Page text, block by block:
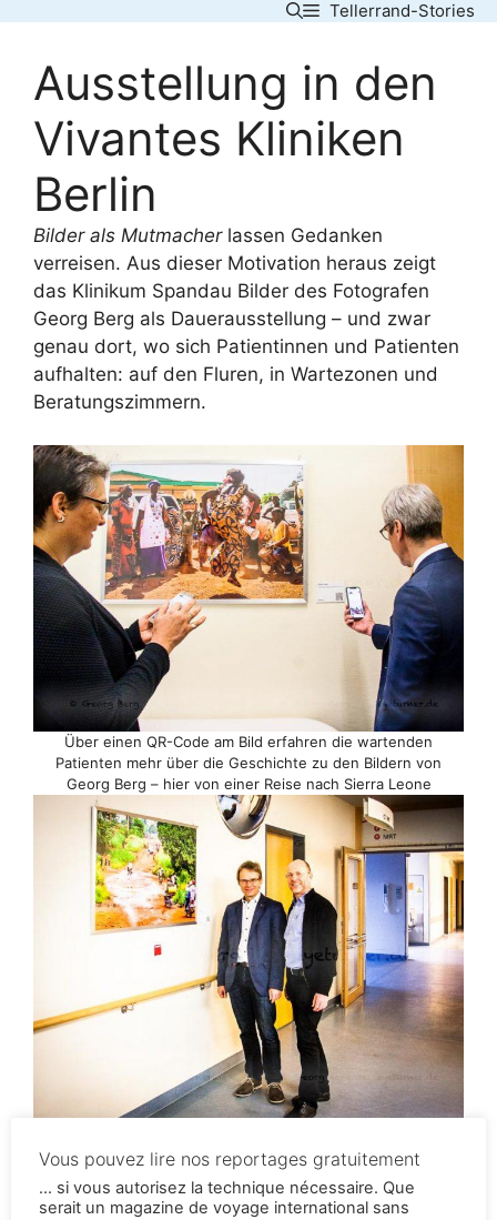
content
Tellerrand-Stories
Ausstellung in den
Vivantes Kliniken
Berlin
Bilder als Mutmacherlassen Gedanken
verreisen. Aus dieser Motivation heraus zeigt
das Klinikum Spandau Bilder des Fotografen
Georg Berg als Dauerausstellung – und zwar
genau dort, wo sich Patientinnen und Patienten
aufhalten: auf den Fluren, in Wartezonen und
Beratungszimmern.
Über einen QR-Code am Bild erfahren die wartenden
Patienten mehr über die Geschichte zu den Bildern von
Georg Berg – hier von einer Reise nach Sierra Leone
G. Berg 7. December 2019
Vous pouvez lire nos reportages gratuitement
... si vous autorisez la technique nécessaire. Que
serait un magazine de voyage international sans